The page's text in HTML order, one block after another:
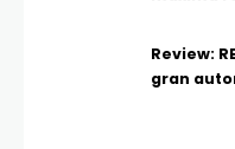
Review:
gran